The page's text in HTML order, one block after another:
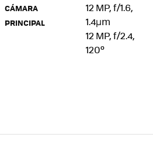
CÁMARA
PRINCIPAL
12 MP, f/1.6,
1.4µm
12 MP, f/2.4,
120º